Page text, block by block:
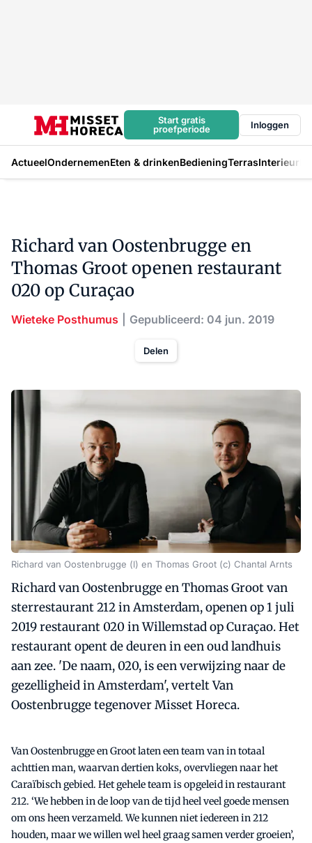
Start gratis
proefperiode
Inloggen
ActueelOndernemenEten & drinkenBedieningTerrasInterieur
Richard van Oostenbrugge en
Thomas Groot openen restaurant
020 op Curaçao
Wieteke Posthumus Gepubliceerd: 04 jun. 2019
Delen
Richard van Oostenbrugge (l) en Thomas Groot (c) Chantal Arnts
Richard van Oostenbrugge en Thomas Groot van
sterrestaurant 212 in Amsterdam, openen op 1 juli
2019 restaurant 020 in Willemstad op Curaçao. Het
restaurant opent de deuren in een oud landhuis
aan zee. 'De naam, 020, is een verwijzing naar de
gezelligheid in Amsterdam', vertelt Van
Oostenbrugge tegenover Misset Horeca.
Van Oostenbrugge en Groot laten een team van in totaal
achttien man, waarvan dertien koks, overvliegen naar het
Caraïbisch gebied. Het gehele team is opgeleid in restaurant
212. ‘We hebben in de loop van de tijd heel veel goede mensen
om ons heen verzameld. We kunnen niet iedereen in 212
houden, maar we willen wel heel graag samen verder groeien’,